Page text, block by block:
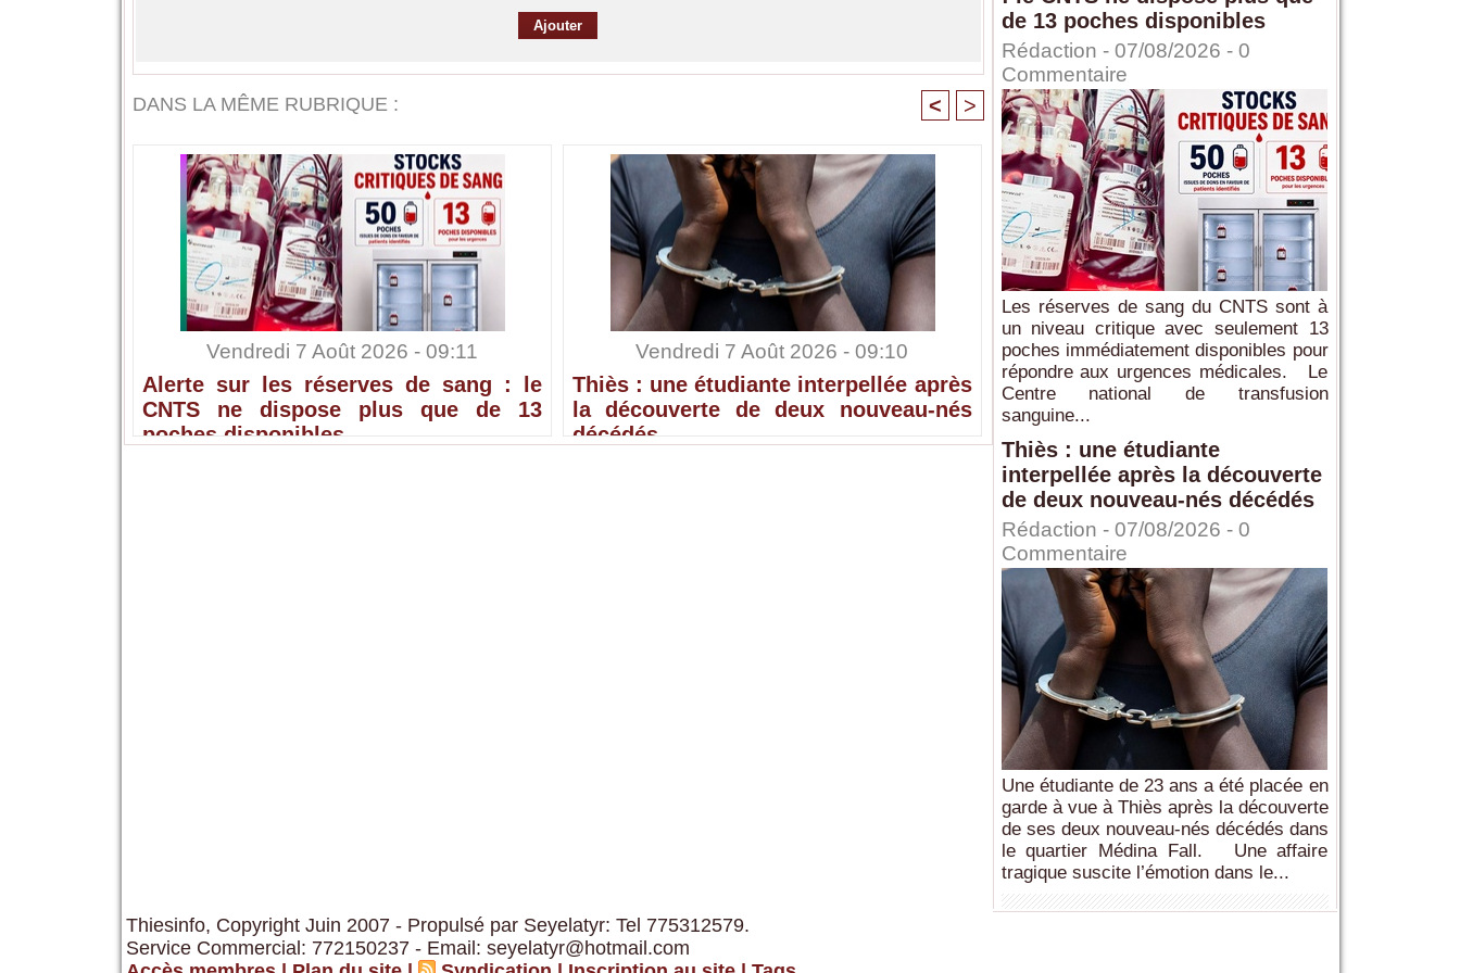
DANS LA MÊME RUBRIQUE : < >
Vendredi 7 Août 2026 - 09:11
Alerte sur les réserves de sang : le
CNTS ne dispose plus que de 13
poches disponibles
Vendredi 7 Août 2026 - 09:10
Thiès : une étudiante interpellée après
la découverte de deux nouveau-nés
décédés
de 13 poches disponibles
Rédaction - 07/08/2026 - 0
Commentaire
Les réserves de sang du CNTS sont à
un niveau critique avec seulement 13
poches immédiatement disponibles pour
répondre aux urgences médicales. Le
Centre national de transfusion
sanguine...
Thiès : une étudiante
interpellée après la découverte
de deux nouveau-nés décédés
Rédaction - 07/08/2026 - 0
Commentaire
Une étudiante de 23 ans a été placée en
garde à vue à Thiès après la découverte
de ses deux nouveau-nés décédés dans
le quartier Médina Fall. Une affaire
tragique suscite l’émotion dans le...
Thiesinfo, Copyright Juin 2007 - Propulsé par Seyelatyr: Tel 775312579.
Service Commercial: 772150237 - Email: seyelatyr@hotmail.com